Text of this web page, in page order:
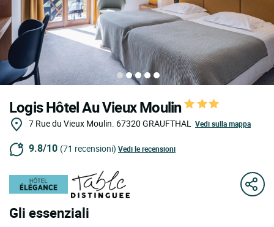
Logis Hôtel Au Vieux Moulin
7 Rue du Vieux Moulin. 67320 GRAUFTHAL Vedi sulla mappa
9.8/10 (71 recensioni) Vedi le recensioni
Gli essenziali